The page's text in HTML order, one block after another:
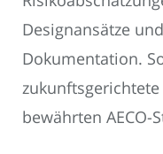
Designansätze
Dokumentation.
bewährten AECO-